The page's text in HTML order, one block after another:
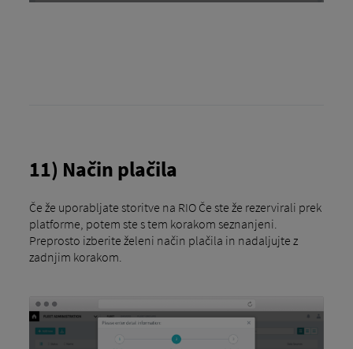
11) Način plačila
Če že uporabljate storitve na RIO Če ste že rezervirali prek
platforme, potem ste s tem korakom seznanjeni.
Preprosto izberite želeni način plačila in nadaljujte z
zadnjim korakom.